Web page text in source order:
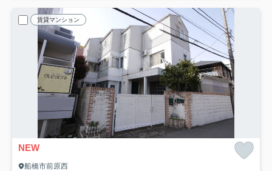
賃貸マンション
NEW
船橋市前原西